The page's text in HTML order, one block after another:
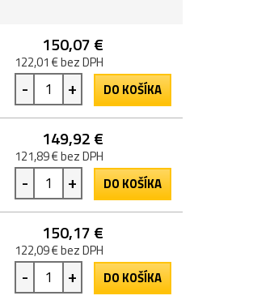
150,07 €
122,01 € bez DPH
- + DO KOŠÍKA
149,92 €
121,89 € bez DPH
- + DO KOŠÍKA
150,17 €
122,09 € bez DPH
- + DO KOŠÍKA